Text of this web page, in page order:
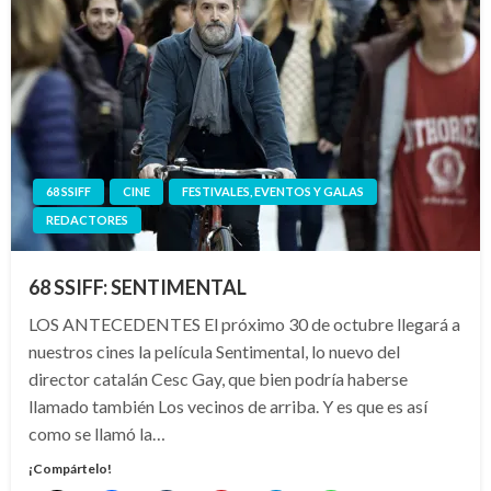
68 SSIFF CINE
FESTIVALES, EVENTOS Y GALAS
REDACTORES
68 SSIFF: SENTIMENTAL
LOS ANTECEDENTES El próximo 30 de octubre llegará a
nuestros cines la película Sentimental, lo nuevo del
director catalán Cesc Gay, que bien podría haberse
llamado también Los vecinos de arriba. Y es que es así
como se llamó la…
¡Compártelo!